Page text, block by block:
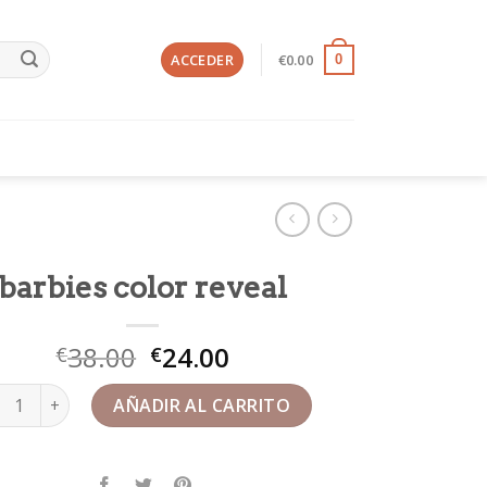
ACCEDER €0.00 0
color reveal
€38.00 €24.00
color reveal cantidad
AÑADIR AL CARRITO